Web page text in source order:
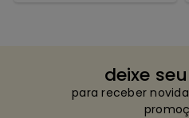
deixe
para receber